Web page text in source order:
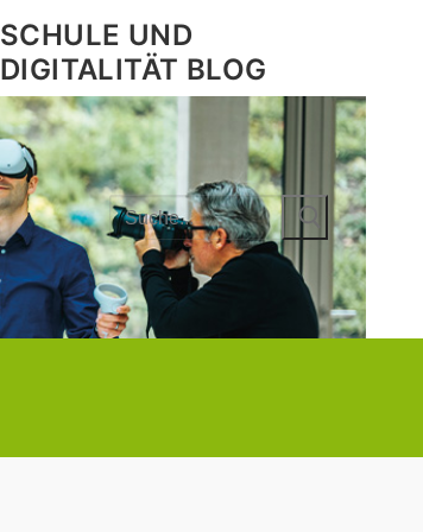
SCHULE UND
DIGITALITÄT BLOG
Search
for: